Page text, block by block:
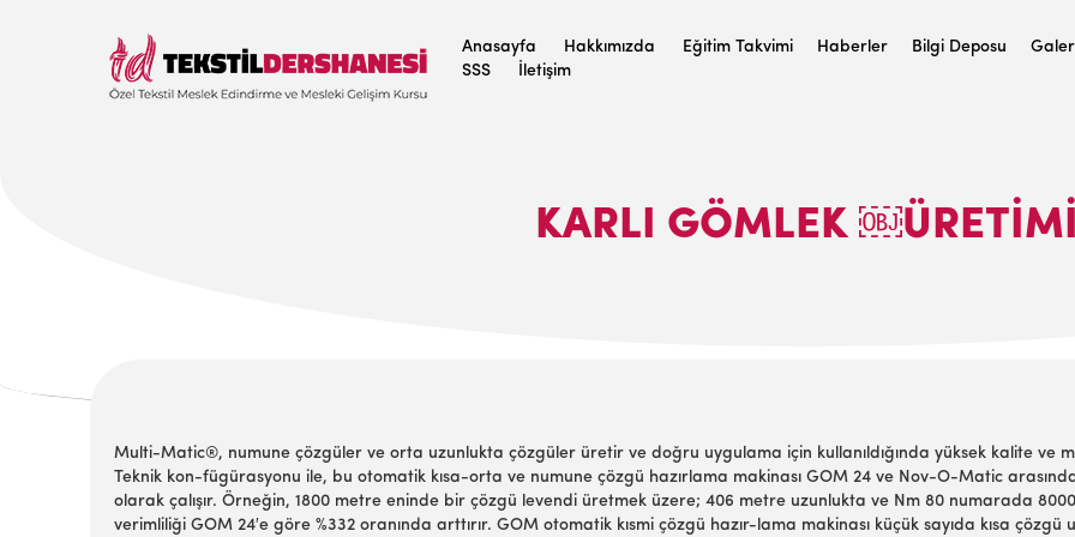
Anasayfa Hakkımızda Eğitim Takvimi Haberler Bilgi Deposu
SSS
İletişim
KARLI GÖMLEK
Multi-Matic®, numune çözgüler ve orta uzunlukta çözgüler üretir ve doğru uygu­lama için kullanıldığında yüksek kalite ve
Teknik kon-fügürasyonu ile, bu otomatik kısa-orta ve numune çözgü hazırlama makinası GOM 24 ve Nov-O-Matic
olarak çalışır. Örneğin, 1800 metre eninde bir çözgü levendi üretmek üzere; 406 metre uzunlukta ve Nm 80 numarada
verimliliği GOM 24′e göre %332 oranında arttırır. GOM otomatik kısmi çözgü hazır-lama makinası küçük sayıda kısa çözgü